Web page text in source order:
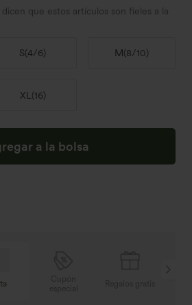
que estos artículos son fieles a la
S(4/6) M(8/10)
XL (16)
a la bolsa